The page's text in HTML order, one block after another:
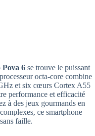
6 se trouve le puissant
octa-core combine
et six cœurs Cortex A55
performance et efficacité
à des jeux gourmands en
ce smartphone
faille.